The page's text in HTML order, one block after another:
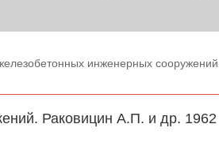
инженерных
Раковицин А.П. и др. 1962